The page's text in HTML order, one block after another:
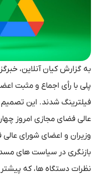
کیان آنلاین،
با رأی اجماع و مثبت اعضای
شدند. این تصمیم که
فضای مجازی امروز چهارم
و اعضای شورای عالی
در سیاست‌ های مسدود
دستگاه‌ ها، که پیشتر